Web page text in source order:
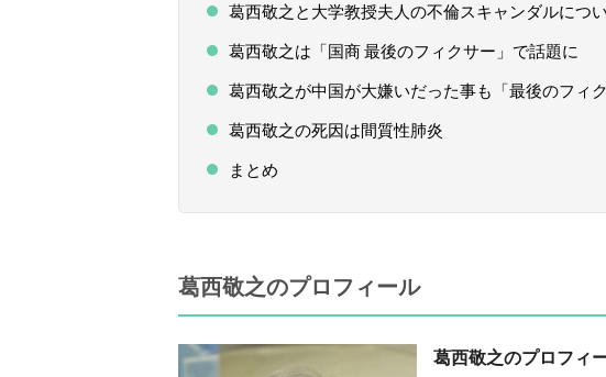
葛西敬之と大学教授夫人の不倫スキャンダルにつ
葛西敬之は「国商 最後のフィクサー」で話題に
葛西敬之が中国が大嫌いだった事も「最後のフィ
葛西敬之の死因は間質性肺炎
まとめ
葛西敬之のプロフィール
葛西敬之のプロフィ